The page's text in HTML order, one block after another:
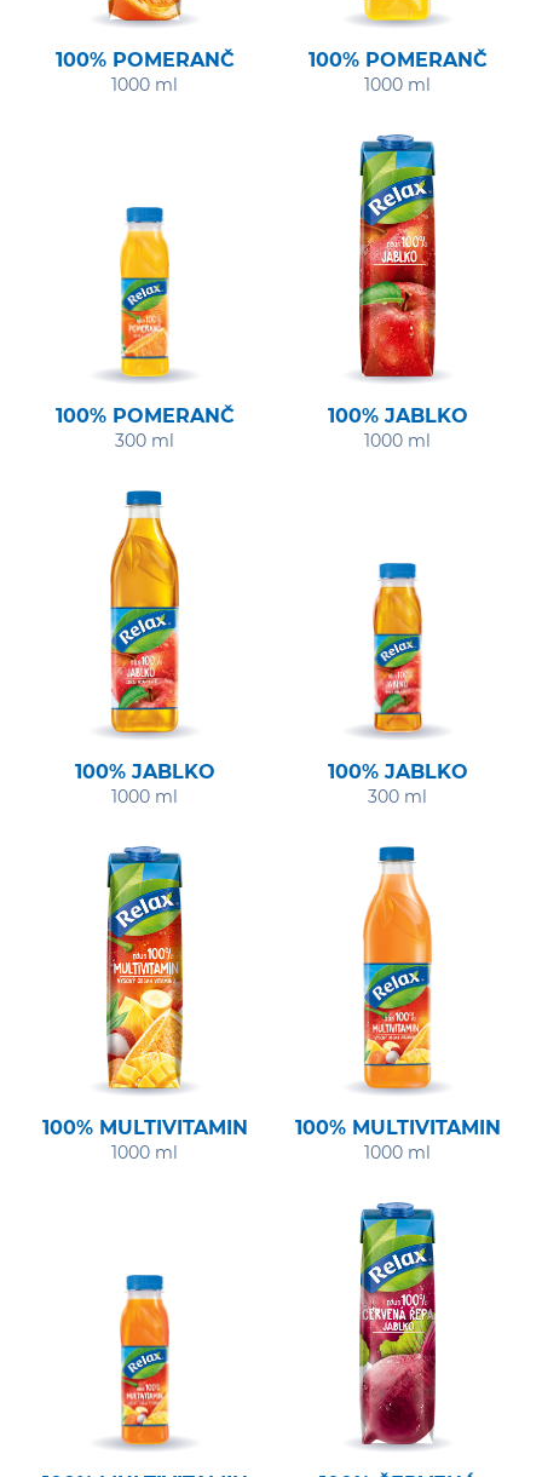
100% POMERANČ
1000 ml
100% POMERANČ
1000 ml
100% POMERANČ
300 ml
100% JABLKO
1000 ml
100% JABLKO
1000 ml
100% JABLKO
300 ml
100% MULTIVITAMIN
1000 ml
100% MULTIVITAMIN
1000 ml